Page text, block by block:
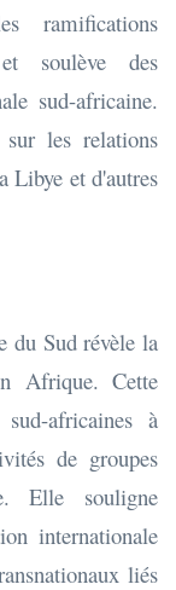
ramifications
soulève des
sud-africaine.
les relations
Libye et d'autres
du Sud révèle la
Afrique. Cette
africaines à
de groupes
Elle souligne
internationale
liés